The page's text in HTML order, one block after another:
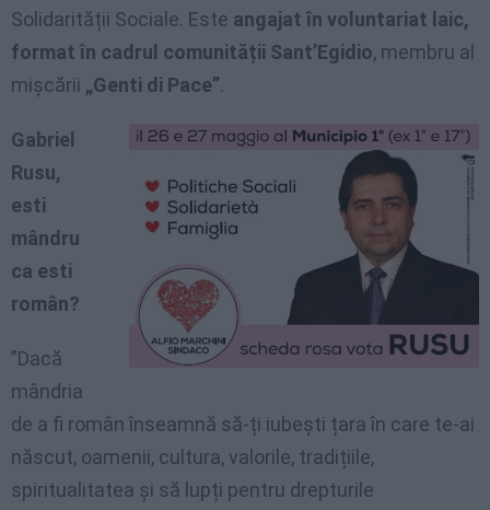
Solidarității Sociale. Este angajat în voluntariat laic,
format în cadrul comunității Sant’Egidio, membru al
mișcării „Genti di Pace”.
Gabriel
Rusu,
esti
mândru
ca esti
român?
”Dacă
mândria
de a fi român înseamnă să-ți iubești țara în care te-ai
născut, oamenii, cultura, valorile, tradițiile,
spiritualitatea și să lupți pentru drepturile